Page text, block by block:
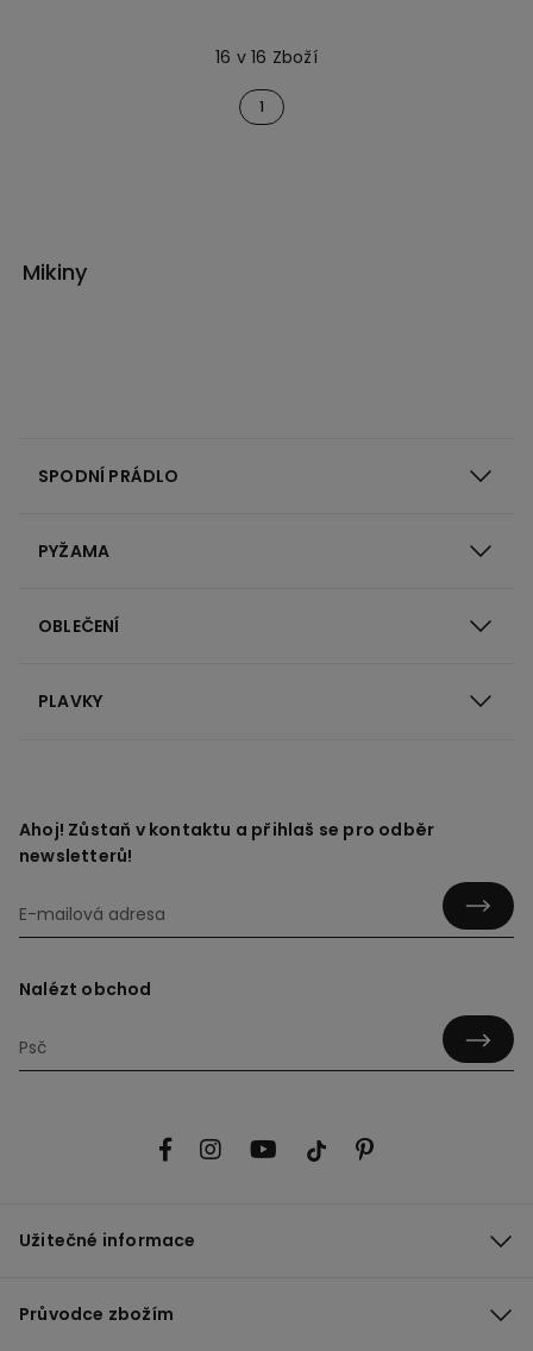
16 v 16 Zboží
1
Mikiny
SPODNÍ PRÁDLO
PYŽAMA
OBLEČENÍ
PLAVKY
Ahoj! Zůstaň v kontaktu a přihlaš se pro odběr
newsletterů!
Nalézt obchod
Užitečné informace
Průvodce zbožím